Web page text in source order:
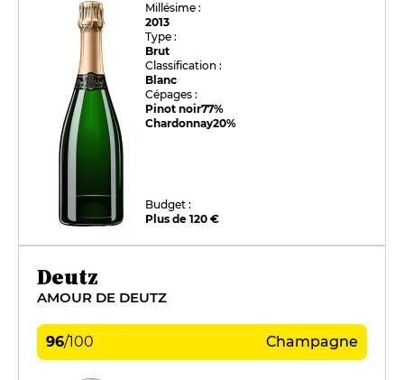
Millésime :
2013
Type :
Brut
Classification :
Blanc
Cépages :
Pinot noir77%
Chardonnay20%
Budget :
Plus de 120 €
Deutz
AMOUR DE DEUTZ
96/100 Champagne